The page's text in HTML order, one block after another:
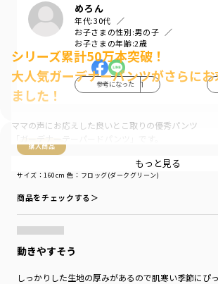
めろん
年代:30代
お子さまの性別:男の子
お子さまの年齢:2歳
参考になった 1
購入商品
サイズ：160cm 色：フロッグ(ダークグリーン)
商品をチェックする＞
動きやすそう
しっかりした生地の厚みがあるので肌寒い季節にぴ
シリーズ累計50万本突破！
大人気ガーデナーパンツがさらに
ました！
ママの声にお応えした良いとこ取りの優秀パンツ
ガーデナーパンツに24AW新色が登場！
差し色に使いやすいフロッグ（ダークグリーン）
秋冬コーデを楽しめるキャロット（オレンジ）
待望の復刻色ミルク（アイボリー）
子どもがはきやすく動きやすい立体的なシルエット。
毎日使っていただけるしっかりとした丈夫で
伸びのある生地を使用しています。
もっと見る